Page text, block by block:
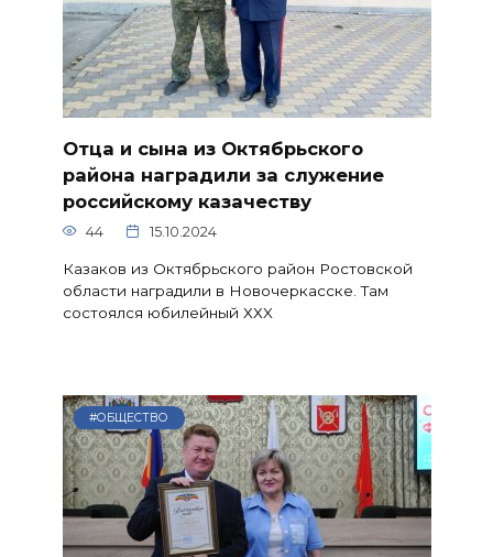
Отца и сына из Октябрьского
района наградили за служение
российскому казачеству
44 15.10.2024
Казаков из Октябрьского район Ростовской
области наградили в Новочеркасске. Там
состоялся юбилейный ХХX
#ОБЩЕСТВО